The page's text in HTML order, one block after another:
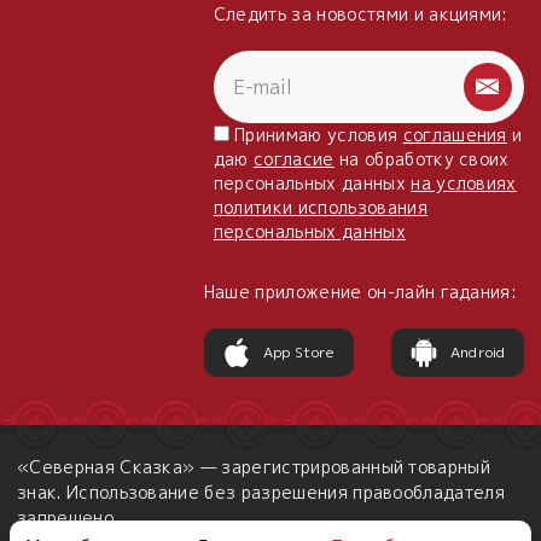
большое обновление
Товары со скидкой
на заказ от 4 тыс. руб. со скидкой
Оберег в подарок
Следить за новостями и акциями:
Принимаю условия соглашения и
даю согласие на обработку своих
персональных данныхна условиях
политики использования
персональных данных
Наше приложение он-лайн гадания:
App Store Android
«Северная Сказка» — зарегистрированный товарный
знак. Использование без разрешения правообладателя
запрещено.